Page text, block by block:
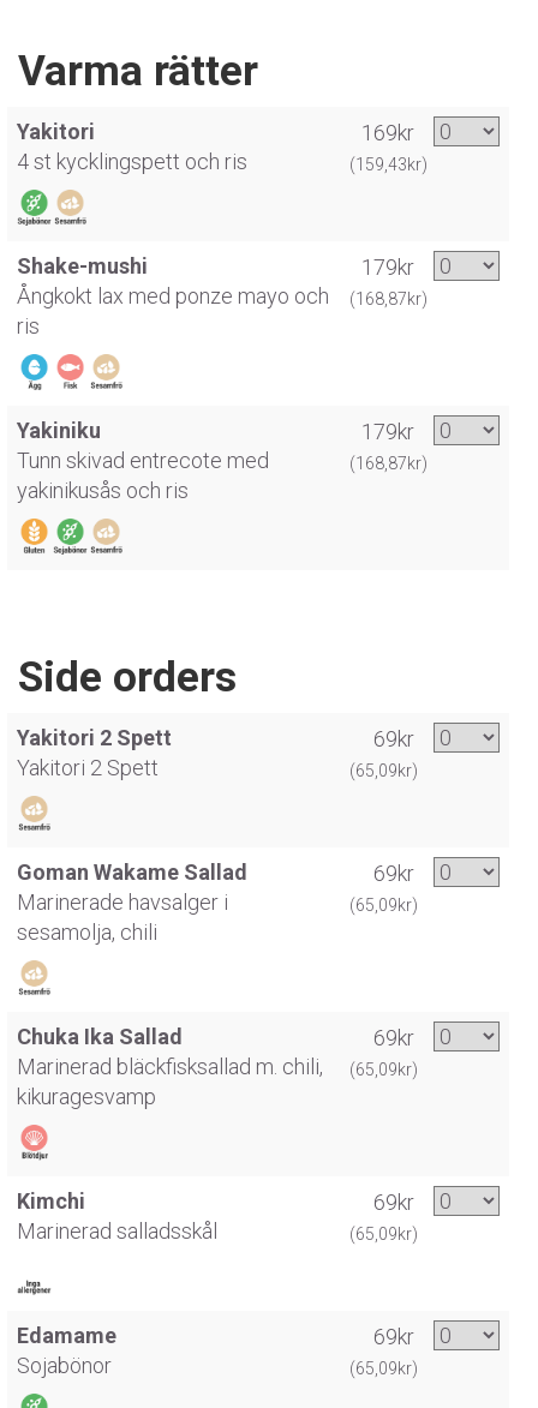
Varma rätter
Yakitori
4 st kycklingspett och ris
169kr
(159,43kr)
Shake-mushi
Ångkokt lax med ponze mayo och
ris
179kr
(168,87kr)
Yakiniku
Tunn skivad entrecote med
yakinikusås och ris
179kr
(168,87kr)
Side orders
Yakitori 2 Spett
Yakitori 2 Spett
69kr
(65,09kr)
Goman Wakame Sallad
Marinerade havsalger i
sesamolja, chili
69kr
(65,09kr)
Chuka Ika Sallad
Marinerad bläckfisksallad m. chili,
kikuragesvamp
69kr
(65,09kr)
Kimchi
Marinerad salladsskål
69kr
(65,09kr)
Edamame
Sojabönor
69kr
(65,09kr)